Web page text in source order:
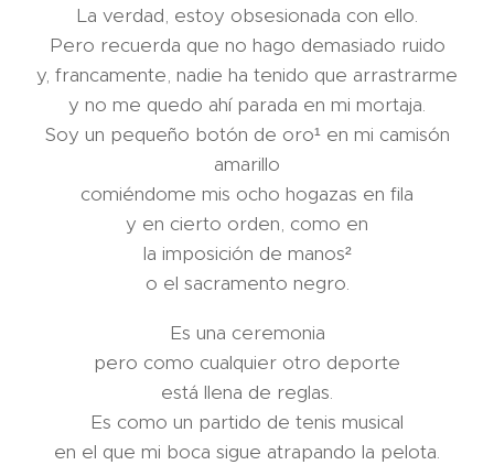
La verdad, estoy obsesionada con ello.
Pero recuerda que no hago demasiado ruido
y, francamente, nadie ha tenido que arrastrarme
y no me quedo ahí parada en mi mortaja.
Soy un pequeño botón de oro¹ en mi camisón
amarillo
comiéndome mis ocho hogazas en fila
y en cierto orden, como en
la imposición de manos²
o el sacramento negro.
Es una ceremonia
pero como cualquier otro deporte
está llena de reglas.
Es como un partido de tenis musical
en el que mi boca sigue atrapando la pelota.